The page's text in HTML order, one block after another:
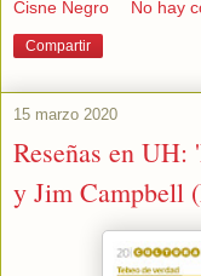
Cisne Negro No hay
Compartir
15 marzo 2020
Reseñas en
y Jim Campbell